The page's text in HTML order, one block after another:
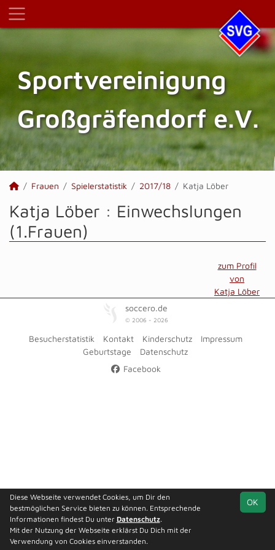
Sportvereinigung
Großgräfendorf e.V.
Frauen Spielerstatistik 2017/18 Katja Löber
Katja Löber : Einwechslungen
(1.Frauen)
zum Profil
von
Katja Löber
soccero.de
© 2006 - 2026
Besucherstatistik Kontakt Kinderschutz
Impressum
Geburtstage
Datenschutz
Facebook
OK
Diese Webseite verwendet Cookies, um Dir den
bestmöglichen Service bieten zu können. Entsprechende
Informationen findest Du unter Datenschutz.
Mit der Nutzung der Webseite erklärst Du Dich mit der
Verwendung von Cookies einverstanden.